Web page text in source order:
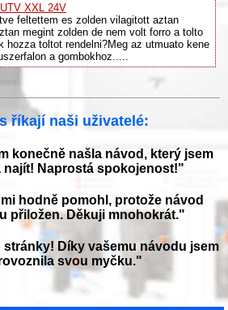
XXL 24V
feltettem es zolden vilagitott aztan
megint zolden de nem volt forro a tolto
hozza toltot rendelni?Meg az utmuato kene
a gombokhoz.....
říkají naši uživatelé:
konečně našla návod, který jsem
najít! Naprostá spokojenost!"
hodně pomohl, protože návod
přiložen. Děkuji mnohokrát."
Díky vašemu návodu jsem
svou myčku."